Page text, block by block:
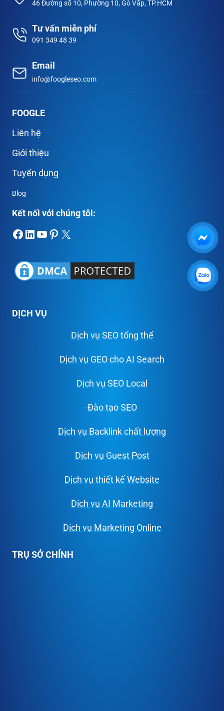
46 Đường số 10, Phường 10, Gò Vấp, TP.HCM
Tư vấn miễn phí
091 349 48 39
Email
info@foogleseo.com
FOOGLE
Liên hệ
Giới thiệu
Tuyển dụng
Blog
Kết nối với chúng tôi:
Facebook
LinkedIn
Youtube
Pinterest
X
DỊCH VỤ
Dịch vụ SEO tổng thể
Dịch vụ GEO cho AI Search
Dịch vụ SEO Local
Đào tạo SEO
Dịch vụ Backlink chất lượng
Dịch vụ Guest Post
Dịch vụ thiết kế Website
Dịch vụ AI Marketing
Dịch vụ Marketing Online
TRỤ SỞ CHÍNH